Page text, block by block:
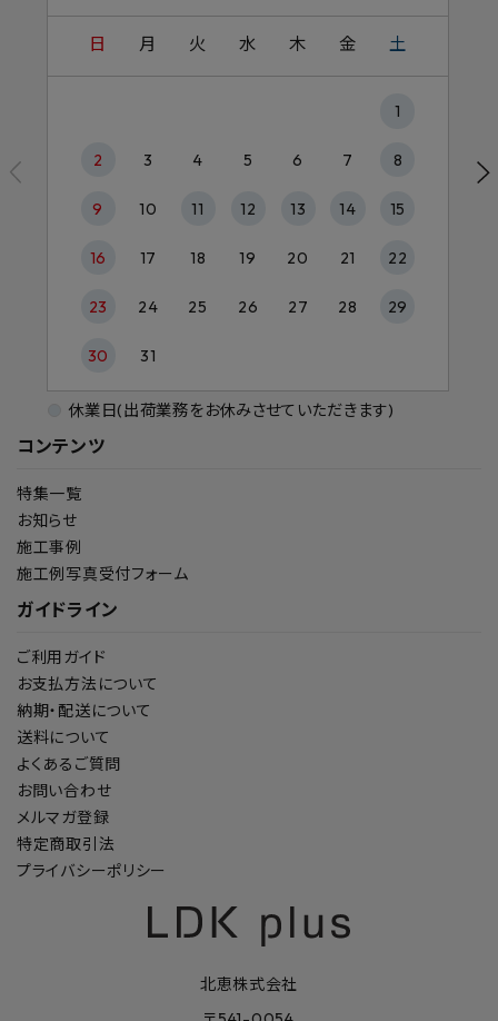
コンテンツ
特集一覧
お知らせ
施工事例
施工例写真受付フォーム
ガイドライン
ご利用ガイド
お支払方法について
納期・配送について
送料について
よくあるご質問
お問い合わせ
メルマガ登録
特定商取引法
プライバシーポリシー
日 月 火 水 木 金 土
1
2 3 4 5 6 7 8
9 10 11 12 13 14 15
16 17 18 19 20 21 22
23 24 25 26 27 28 29
30 31
休業日(出荷業務をお休みさせていただきます)
北恵株式会社